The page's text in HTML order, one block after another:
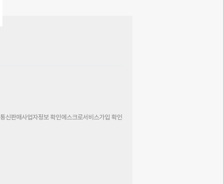
통신판매사업자정보 확인에스크로서비스가입 확인